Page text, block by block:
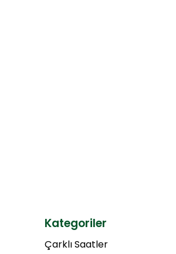
Kategoriler
Çarklı Saatler